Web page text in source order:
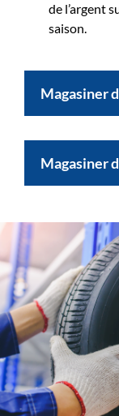
de l’argent
saison.
Magasiner
Magasiner